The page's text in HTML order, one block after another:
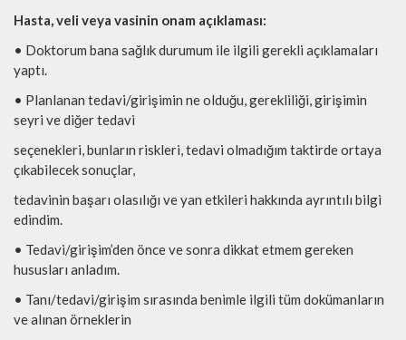
Hasta, veli veya vasinin onam açıklaması:
• Doktorum bana sağlık durumum ile ilgili gerekli açıklamaları
yaptı.
• Planlanan tedavi/girişimin ne olduğu, gerekliliği, girişimin
seyri ve diğer tedavi
seçenekleri, bunların riskleri, tedavi olmadığım taktirde ortaya
çıkabilecek sonuçlar,
tedavinin başarı olasılığı ve yan etkileri hakkında ayrıntılı bilgi
edindim.
• Tedavi/girişim’den önce ve sonra dikkat etmem gereken
hususları anladım.
• Tanı/tedavi/girişim sırasında benimle ilgili tüm dokümanların
ve alınan örneklerin